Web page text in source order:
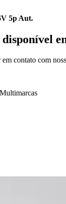
5p Aut.
contato com